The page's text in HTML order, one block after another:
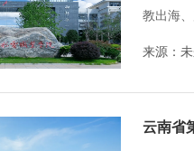
教出海
来源：
云南省